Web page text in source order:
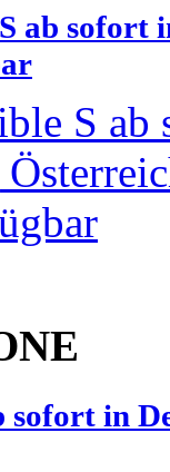
ab sofort
sofort in